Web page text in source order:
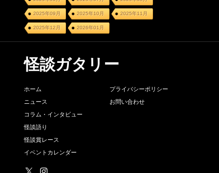
2025年09月 2025年10月 2025年11月
2025年12月 2026年01月
怪談ガタリー
ホーム
ニュース
コラム・インタビュー
怪談語り
怪談賞レース
イベントカレンダー
プライバシーポリシー
お問い合わせ